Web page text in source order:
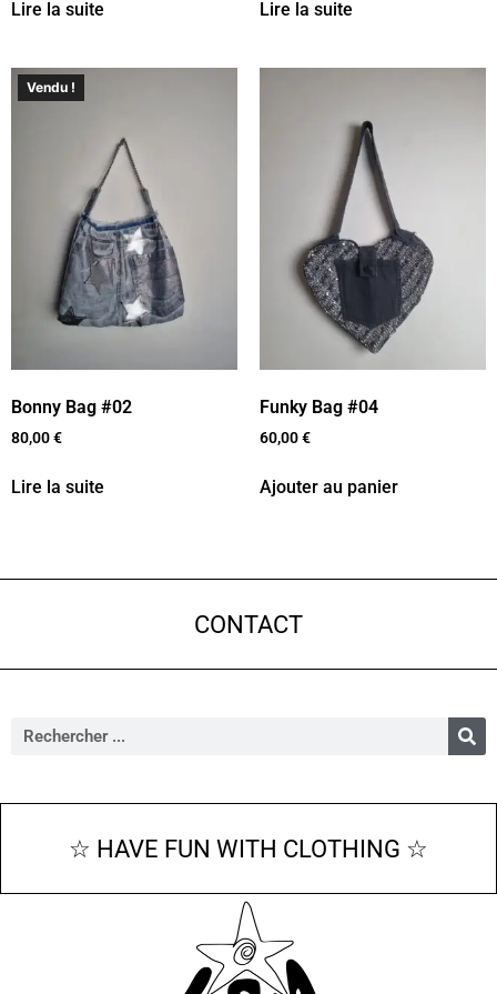
Lire la suite Lire la suite
Vendu !
Bonny Bag #02
80,00€
Lire la suite
Funky Bag #04
60,00€
Ajouter au panier
CONTACT
☆ HAVE FUN WITH CLOTHING ☆